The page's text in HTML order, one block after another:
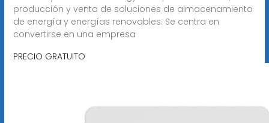
producción y venta de soluciones de almacenamiento
de energía y energías renovables. Se centra en
convertirse en una empresa
PRECIO GRATUITO